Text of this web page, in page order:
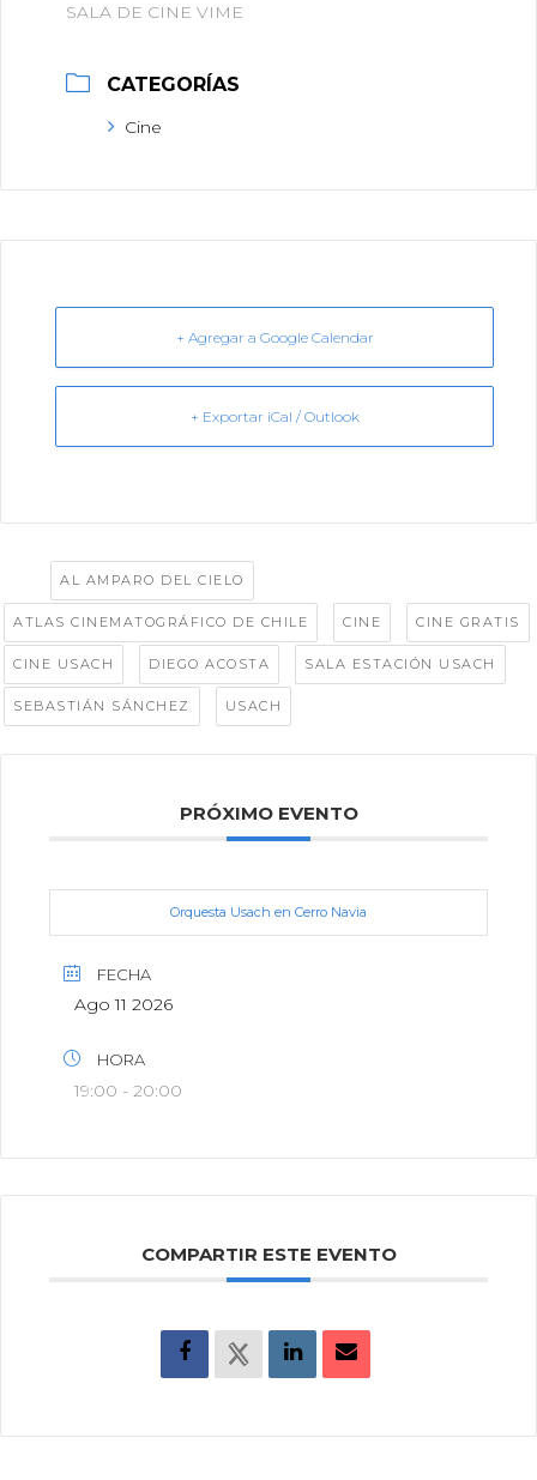
SALA DE CINE VIME
CATEGORÍAS
Cine
+ Agregar a Google Calendar
+ Exportar iCal / Outlook
AL AMPARO DEL CIELO
ATLAS CINEMATOGRÁFICO DE CHILE CINE CINE GRATIS
CINE USACH DIEGO ACOSTA SALA ESTACIÓN USACH
SEBASTIÁN SÁNCHEZ USACH
PRÓXIMO EVENTO
Orquesta Usach en Cerro Navia
FECHA
Ago 11 2026
HORA
19:00 - 20:00
COMPARTIR ESTE EVENTO